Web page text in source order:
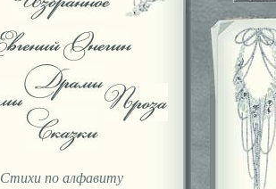
Стихи по алфавиту